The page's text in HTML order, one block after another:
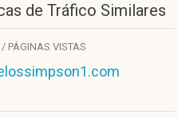
de Tráfico Similares
PÁGINAS VISTAS